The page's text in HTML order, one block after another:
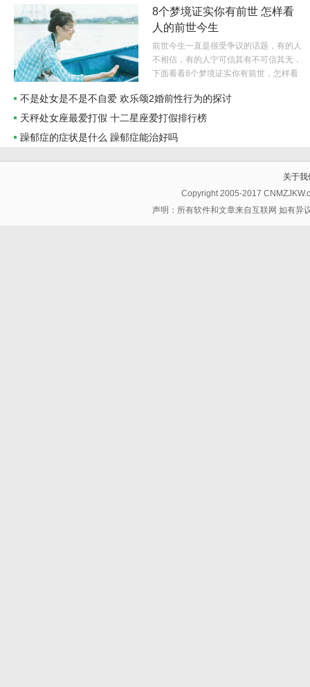
8个梦境证实你有前世 怎样看
人的前世今生
前世今生一直是很受争议的话题，有的人
不相信，有的人宁可信其有不可信其无，
下面看看8个梦境证实你有前世，怎样看
不是处女是不是不自爱 欢乐颂2婚前性行为的探讨
天秤处女座最爱打假 十二星座爱打假排行榜
躁郁症的症状是什么 躁郁症能治好吗
关于我
Copyright 2005-2017
声明：所有软件和文章来自互联网 如有异